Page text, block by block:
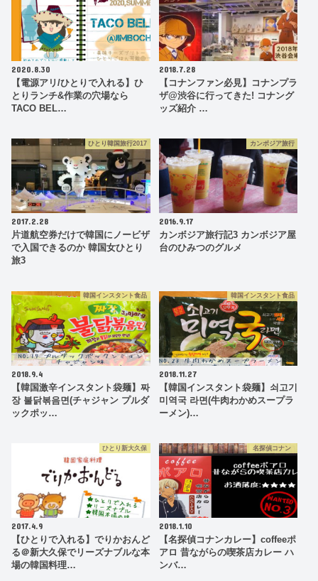
2020.8.30
【電源アリ/ひとりで入れる】ひ
とりランチ&作業の穴場なら
TACO BEL…
2018.7.28
【コナンファン必見】コナンプラ
ザ@渋谷に行ってきた! コナング
ッズ紹介 …
ひとり韓国旅行2017
2017.2.28
片道航空券だけで韓国にノービザ
で入国できるのか 韓国女ひとり
旅3
カンボジア旅行
2016.9.17
カンボジア旅行記3 カンボジア屋
台のひみつのグルメ
韓国インスタント食品
2018.9.4
【韓国激辛インスタント袋麺】짜
장 불닭볶음면(チャジャン プルダ
ックポッ…
韓国インスタント食品
2018.11.27
【韓国インスタント袋麺】쇠고기
미역국 라면(牛肉わかめスープラ
ーメン)…
ひとり新大久保
2017.4.9
【ひとりで入れる】でりかおんど
る＠新大久保でリーズナブルな本
場の韓国料理…
名探偵コナン
2018.1.10
【名探偵コナンカレー】coffeeポ
アロ 昔ながらの喫茶店カレー ハ
ンバ…